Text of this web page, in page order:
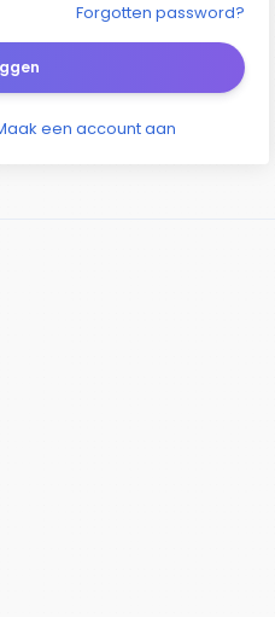
Forgotten password?
een account aan